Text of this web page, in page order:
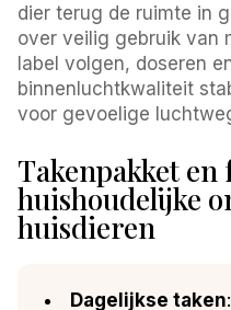
dier terug de ruimte in
over veilig gebruik van
label volgen, doseren
binnenluchtkwaliteit
voor gevoelige
Takenpakket
huishoudelijke
huisdieren
Dagelijkse taken